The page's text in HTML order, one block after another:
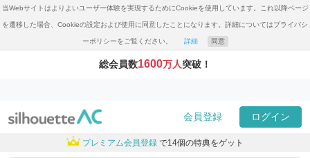
当Webサイトはよりよいユーザー体験を実現するためにCookieを使用しています。これ以降ページ
を遷移した場合、Cookieの設定および使用に同意したことになります。詳細についてはプライバシ
ーポリシーをご覧ください。 詳細 同意
総会員数1600万人突破！
会員登録 ログイン
プレミアム会員登録 で14個の特典をゲット